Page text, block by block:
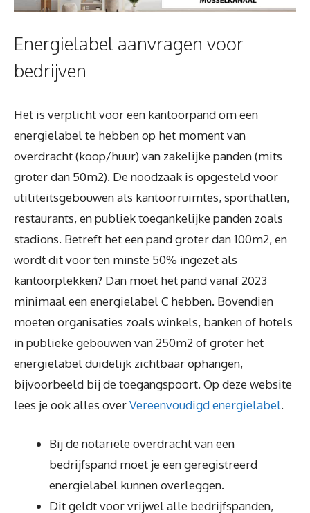
Energielabel aanvragen voor
bedrijven
Het is verplicht voor een kantoorpand om een
energielabel te hebben op het moment van
overdracht (koop/huur) van zakelijke panden (mits
groter dan 50m2). De noodzaak is opgesteld voor
utiliteitsgebouwen als kantoorruimtes, sporthallen,
restaurants, en publiek toegankelijke panden zoals
stadions. Betreft het een pand groter dan 100m2, en
wordt dit voor ten minste 50% ingezet als
kantoorplekken? Dan moet het pand vanaf 2023
minimaal een energielabel C hebben. Bovendien
moeten organisaties zoals winkels, banken of hotels
in publieke gebouwen van 250m2 of groter het
energielabel duidelijk zichtbaar ophangen,
bijvoorbeeld bij de toegangspoort. Op deze website
lees je ook alles overVereenvoudigd energielabel.
Bij de notariële overdracht van een
bedrijfspand moet je een geregistreerd
energielabel kunnen overleggen.
Dit geldt voor vrijwel alle bedrijfspanden,